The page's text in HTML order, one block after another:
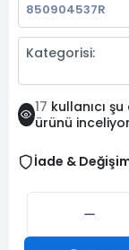
850904537R
Kategorisi:
17 kullanıcı
ürünü inceliyor
İade &